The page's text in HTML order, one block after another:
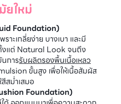
ยใหม่
Foundation)
าะเกลี่ยง่าย บางเบา และมี
งแต่ Natural Look จนถึง
การรับผลิตรองพื้นเนื้อเหลว
ขั้นสูง เพื่อให้เนื้อสัมผัส
สม่ำเสมอ
Foundation)